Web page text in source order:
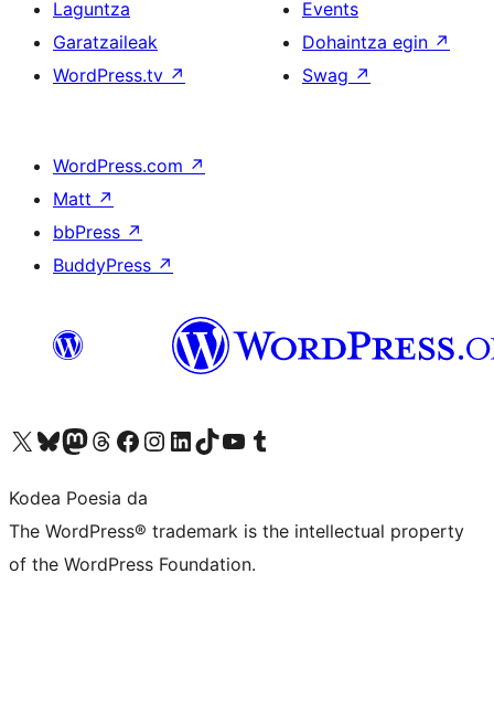
Laguntza
Garatzaileak
WordPress.tv ↗
Events
Dohaintza egin ↗
Swag ↗
WordPress.com ↗
Matt ↗
bbPress ↗
BuddyPress ↗
Visit our X (formerly Twitter) account
Visit our Bluesky account
Visit our Mastodon account
Visit our Threads account
Bisitatu gure Facebook orrialdea
Visit our Instagram account
Visit our LinkedIn account
Visit our TikTok account
Visit our YouTube channel
Visit our Tumblr account
Kodea Poesia da
The WordPress® trademark is the intellectual property
of the WordPress Foundation.